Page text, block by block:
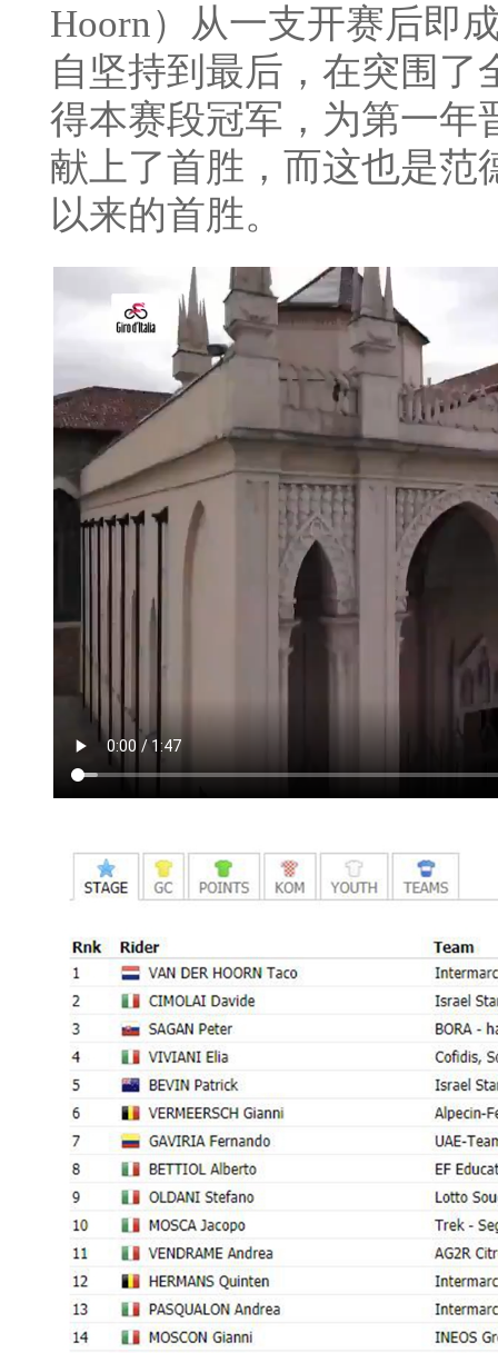
Hoorn）从一支开赛后即
自坚持到最后，在突围了
得本赛段冠军，为第一年
献上了首胜，而这也是范
以来的首胜。